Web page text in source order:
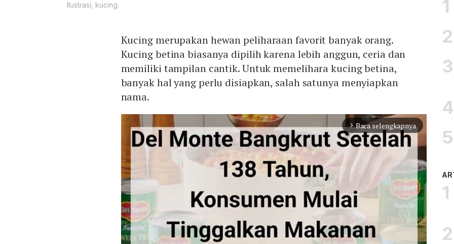
Ilustrasi, kucing.
Kucing merupakan hewan peliharaan favorit banyak orang.
Kucing betina biasanya dipilih karena lebih anggun, ceria dan
memiliki tampilan cantik. Untuk memelihara kucing betina,
banyak hal yang perlu disiapkan, salah satunya menyiapkan
nama.
arrow_forward_ios Baca selengkapnya